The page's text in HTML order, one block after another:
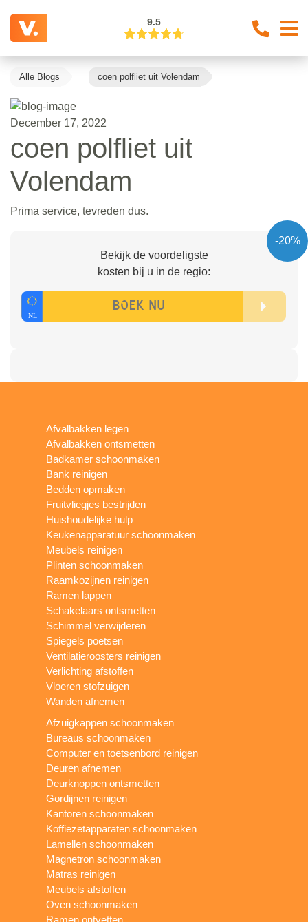
9.5
Alle Blogs coen polfliet uit Volendam
December 17, 2022
coen polfliet uit
Volendam
Prima service, tevreden dus.
-20%
Bekijk de voordeligste
kosten bij u in de regio:
Afvalbakken legen
Afvalbakken ontsmetten
Badkamer schoonmaken
Bank reinigen
Bedden opmaken
Fruitvliegjes bestrijden
Huishoudelijke hulp
Keukenapparatuur schoonmaken
Meubels reinigen
Plinten schoonmaken
Raamkozijnen reinigen
Ramen lappen
Schakelaars ontsmetten
Schimmel verwijderen
Spiegels poetsen
Ventilatieroosters reinigen
Verlichting afstoffen
Vloeren stofzuigen
Wanden afnemen
Afzuigkappen schoonmaken
Bureaus schoonmaken
Computer en toetsenbord reinigen
Deuren afnemen
Deurknoppen ontsmetten
Gordijnen reinigen
Kantoren schoonmaken
Koffiezetapparaten schoonmaken
Lamellen schoonmaken
Magnetron schoonmaken
Matras reinigen
Meubels afstoffen
Oven schoonmaken
Ramen ontvetten